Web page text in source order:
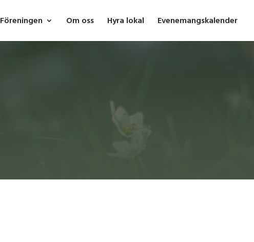
Föreningen Om oss Hyra lokal Evenemangskalender